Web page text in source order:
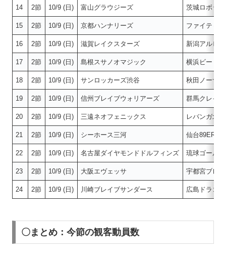
14 2節 10/9 (日) 富山グラウジーズ 茨城ロボッツ
15 2節 10/9 (日) 京都ハンナリーズ ファイティ
16 2節 10/9 (日) 滋賀レイクスターズ 新潟アルビ
17 2節 10/9 (日) 島根スサノオマジック 横浜ビー・
18 2節 10/9 (日) サンロッカーズ渋谷 秋田ノーザ
19 2節 10/9 (日) 信州ブレイブウォリアーズ 群馬クレイ
20 2節 10/9 (日) 三遠ネオフェニックス レバンガ北
21 2節 10/9 (日) シーホース三河 仙台89ERS
22 2節 10/9 (日) 名古屋ダイヤモンドドルフィンズ 琉球ゴール
23 2節 10/9 (日) 大阪エヴェッサ 宇都宮ブレ
24 2節 10/9 (日) 川崎ブレイブサンダース 広島ドラゴ
〇まとめ：今節の観客動員数